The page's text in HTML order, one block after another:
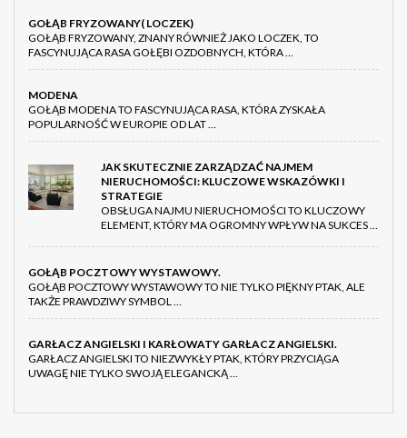
GOŁĄB FRYZOWANY( LOCZEK)
GOŁĄB FRYZOWANY, ZNANY RÓWNIEŻ JAKO LOCZEK, TO
FASCYNUJĄCA RASA GOŁĘBI OZDOBNYCH, KTÓRA …
MODENA
GOŁĄB MODENA TO FASCYNUJĄCA RASA, KTÓRA ZYSKAŁA
POPULARNOŚĆ W EUROPIE OD LAT …
JAK SKUTECZNIE ZARZĄDZAĆ NAJMEM
NIERUCHOMOŚCI: KLUCZOWE WSKAZÓWKI I
STRATEGIE
OBSŁUGA NAJMU NIERUCHOMOŚCI TO KLUCZOWY
ELEMENT, KTÓRY MA OGROMNY WPŁYW NA SUKCES …
GOŁĄB POCZTOWY WYSTAWOWY.
GOŁĄB POCZTOWY WYSTAWOWY TO NIE TYLKO PIĘKNY PTAK, ALE
TAKŻE PRAWDZIWY SYMBOL …
GARŁACZ ANGIELSKI I KARŁOWATY GARŁACZ ANGIELSKI.
GARŁACZ ANGIELSKI TO NIEZWYKŁY PTAK, KTÓRY PRZYCIĄGA
UWAGĘ NIE TYLKO SWOJĄ ELEGANCKĄ …